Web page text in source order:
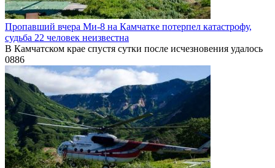
Пропавший вчера Ми-8 на Камчатке потерпел катастрофу,
судьба 22 человек неизвестна
В Камчатском крае спустя сутки после исчезновения удалось
0886